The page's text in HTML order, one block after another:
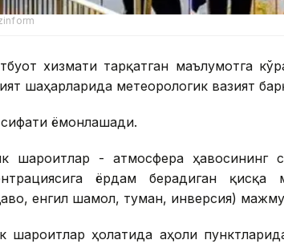
хизмати тарқатган маълумотга
шаҳарларида метеорологик вазият
ёмонлашади.
шароитлар - атмосфера ҳавосининг
ёрдам берадиган қисқа
енгил шамол, туман, инверсия)
шароитлар ҳолатида аҳоли